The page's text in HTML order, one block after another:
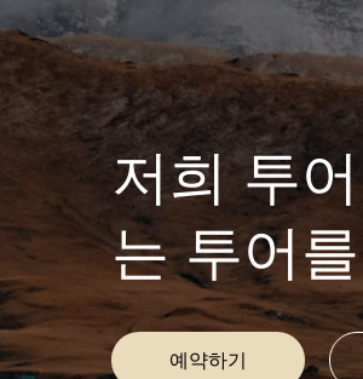
예약하기
저희 투
는 투어